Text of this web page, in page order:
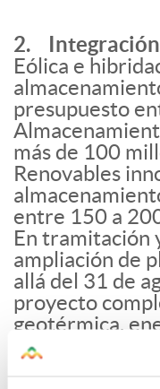
2. Integración
Eólica e
presupuesto
más de 100
Renovables
entre 150 a
En tramitación
ampliación de
allá del 31 de
proyecto
geotérmica,
financiados con